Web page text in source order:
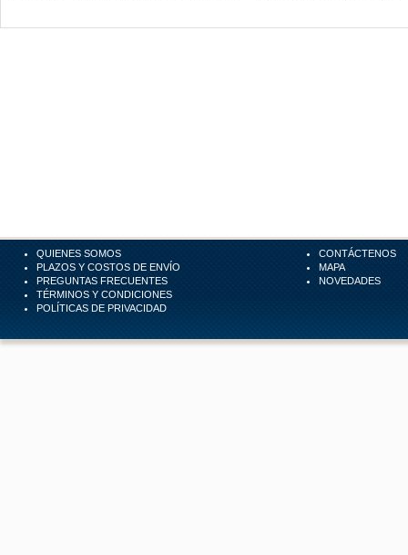
QUIENES SOMOS
PLAZOS Y COSTOS DE ENVÍO
PREGUNTAS FRECUENTES
TÉRMINOS Y CONDICIONES
POLÍTICAS DE PRIVACIDAD
CONTÁCTENOS
MAPA
NOVEDADES